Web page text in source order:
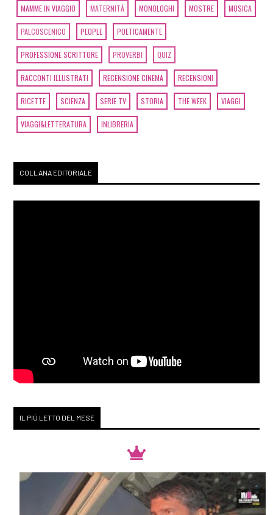
MAMME IN VIAGGIO MATERNITÀ MONOLOGHI MOSTRE MUSICA
PALCOSCENICO PEOPLE POETICAMENTE
PROFESSIONE SCRITTORE PROVERBI QUIZ
RACCONTI ILLUSTRATI RECENSIONE CINEMA RECENSIONI
RICETTE SCIENZA SERIE TV STORIA THE WEEK VIAGGI
VIAGGI&LETTERATURA INLIBRERIA
COLLANA EDITORIALE
IL PIÙ LETTO DEL MESE